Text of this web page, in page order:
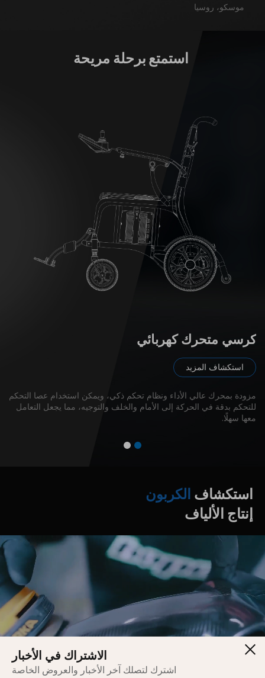
الاشتراك في الأخبار
اشترك لتصلك آخر الأخبار والعروض الخاصة
موسكو، روسيا
استمتعبرحلة مريحة
كرسي متحرك كهربائي
استكشاف المزيد
مزودة بمحرك عالي الأداء ونظام تحكم ذكي، ويمكن استخدام عصا التحكم
للتحكم بدقة في الحركة إلى الأمام والخلف والتوجيه، مما يجعل التعامل
معها سهلًا.
استكشاف الكربون
إنتاج الألياف